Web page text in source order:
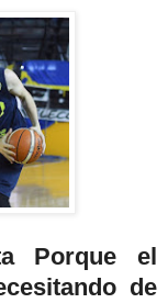
Porque el
de